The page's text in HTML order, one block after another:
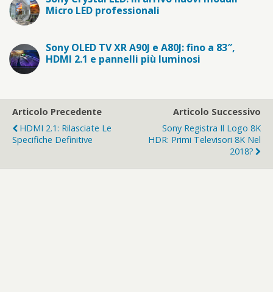
Micro LED professionali
Sony OLED TV XR A90J e A80J: fino a 83″,
HDMI 2.1 e pannelli più luminosi
Articolo Precedente
HDMI 2.1: Rilasciate Le
Specifiche Definitive
Articolo Successivo
Sony Registra Il Logo 8K
HDR: Primi Televisori 8K Nel
2018?